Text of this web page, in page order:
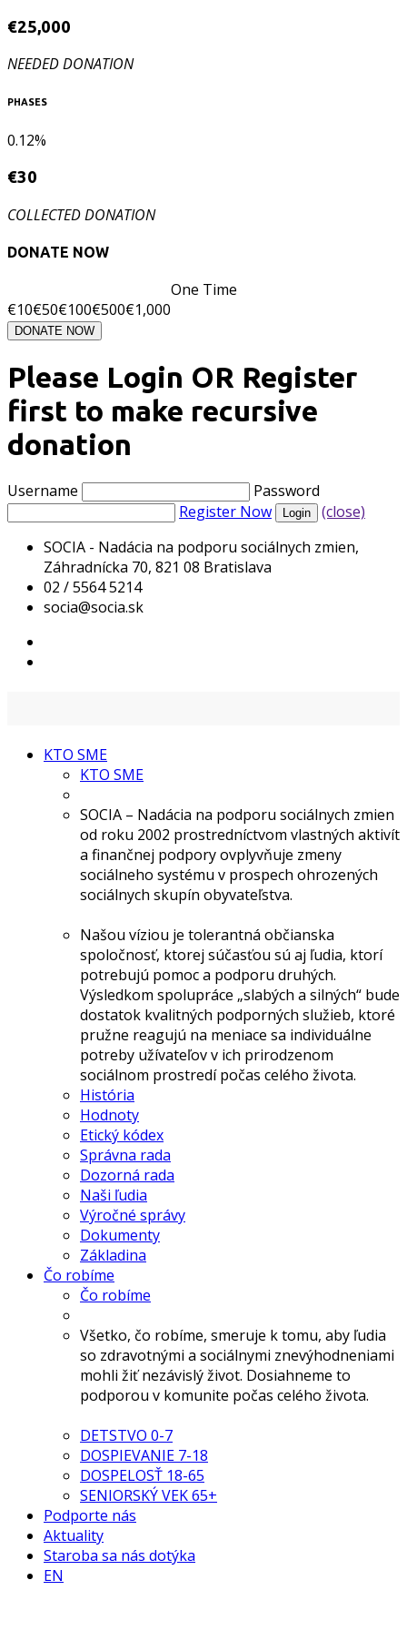
€25,000
NEEDED DONATION
PHASES
0.12%
€30
COLLECTED DONATION
DONATE NOW
One Time
€10€50€100€500€1,000
DONATE NOW
Please Login OR Register
first to make recursive
donation
Username
Password
Register Now
(close)
SOCIA - Nadácia na podporu sociálnych zmien,
Záhradnícka 70, 821 08 Bratislava
02 / 5564 5214
socia@socia.sk
KTO SME
KTO SME
SOCIA – Nadácia na podporu sociálnych zmien
od roku 2002 prostredníctvom vlastných aktivít
a finančnej podpory ovplyvňuje zmeny
sociálneho systému v prospech ohrozených
sociálnych skupín obyvateľstva.
Našou víziou je tolerantná občianska
spoločnosť, ktorej súčasťou sú aj ľudia, ktorí
potrebujú pomoc a podporu druhých.
Výsledkom spolupráce „slabých a silných“ bude
dostatok kvalitných podporných služieb, ktoré
pružne reagujú na meniace sa individuálne
potreby užívateľov v ich prirodzenom
sociálnom prostredí počas celého života.
História
Hodnoty
Etický kódex
Správna rada
Dozorná rada
Naši ľudia
Výročné správy
Dokumenty
Základina
Čo robíme
Čo robíme
Všetko, čo robíme, smeruje k tomu, aby ľudia
so zdravotnými a sociálnymi znevýhodneniami
mohli žiť nezávislý život. Dosiahneme to
podporou v komunite počas celého života.
DETSTVO 0-7
DOSPIEVANIE 7-18
DOSPELOSŤ 18-65
SENIORSKÝ VEK 65+
Podporte nás
Aktuality
Staroba sa nás dotýka
EN